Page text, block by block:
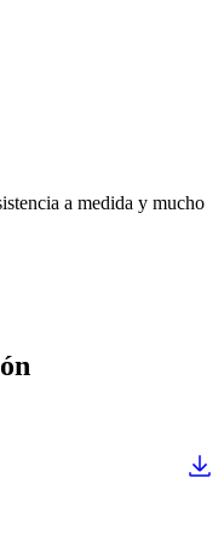
a medida y mucho